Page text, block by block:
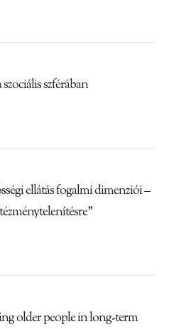
szférában
ellátás fogalmi dimenziói –
older people in long-term